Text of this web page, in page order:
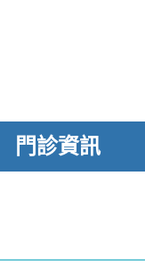
門診資訊